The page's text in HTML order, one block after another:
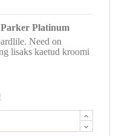
Parker Platinum
Need on
lisaks kaetud kroomi